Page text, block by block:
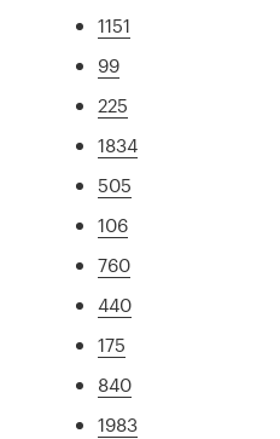
1151
99
225
1834
505
106
760
440
175
840
1983